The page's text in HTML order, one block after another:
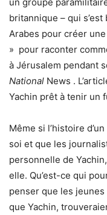
britannique – qui
Arabes pour créer
» pour raconter
à Jérusalem pendant
National News .
Yachin prêt à tenir un
Même si l’histoire
soi et que les
personnelle de
elle. Qu’est-ce qui
penser que les
que Yachin,